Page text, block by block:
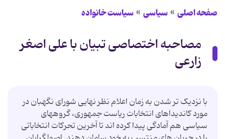
صفحه اصلی سیاسی سیاست خانواده
مصاحبه اختصاصی تبیان با علی اصغر
زارعی
با نزدیک تر شدن به زمان اعلام نظر نهایی شورای نگهبان در
مورد کاندیداهای انتخابات ریاست جمهوری، گروههای
سیاسی هم آمادگی پیدا کرده اند تا آخرین تحرکات انتخاباتی